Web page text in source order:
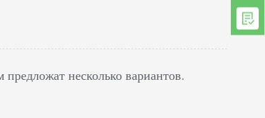
несколько вариантов.